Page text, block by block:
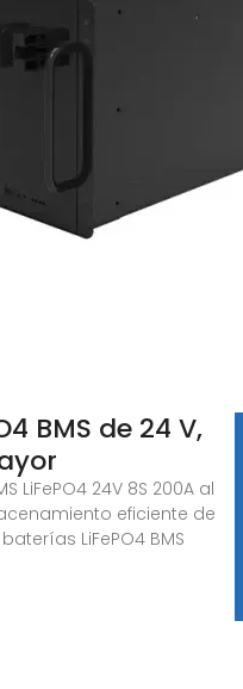
BMS de 24 V,
LiFePO4 24V 8S 200A al
eficiente de
LiFePO4 BMS